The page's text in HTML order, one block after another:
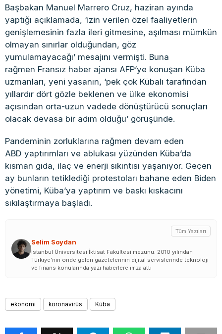
Başbakan Manuel Marrero Cruz, haziran ayında
yaptığı açıklamada, ‘izin verilen özel faaliyetlerin
genişlemesinin fazla ileri gitmesine, aşılması mümkün
olmayan sınırlar olduğundan, göz
yumulamayacağı’ mesajını vermişti. Buna
rağmen Fransız haber ajansı AFP’ye konuşan Küba
uzmanları, yeni yasanın, ‘pek çok Kübalı tarafından
yıllardır dört gözle beklenen ve ülke ekonomisi
açısından orta-uzun vadede dönüştürücü sonuçları
olacak devasa bir adım olduğu’ görüşünde.
Pandeminin zorluklarına rağmen devam eden
ABD yaptırımları ve ablukası yüzünden Küba’da
kısman gıda, ilaç ve enerji sıkıntısı yaşanıyor. Geçen
ay bunların tetiklediği protestoları bahane eden Biden
yönetimi, Küba’ya yaptırım ve baskı kıskacını
sıkılaştırmaya başladı.
Selim Soydan
Tüm Yazıları
İstanbul Üniversitesi İktisat Fakültesi mezunu. 2010 yılından
Türkiye'nin önde gelen gazetelerinin dijital servislerinde teknoloji
ve finans konularında yazı haberlere imza attı
ekonomi koronavirüs Küba